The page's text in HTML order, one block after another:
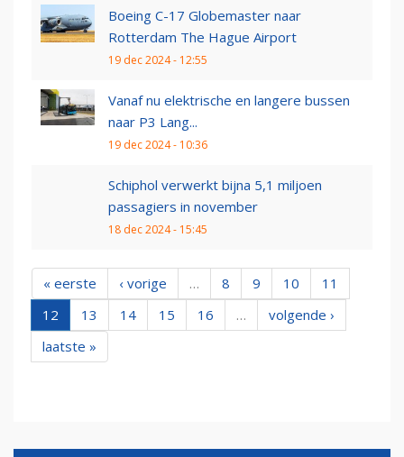
Boeing C-17 Globemaster naar
Rotterdam The Hague Airport
19 dec 2024 - 12:55
Vanaf nu elektrische en langere bussen
naar P3 Lang...
19 dec 2024 - 10:36
Schiphol verwerkt bijna 5,1 miljoen
passagiers in november
18 dec 2024 - 15:45
« eerste ‹ vorige … 8 9 10
11
12
13 14 15 16 …
volgende ›
laatste »